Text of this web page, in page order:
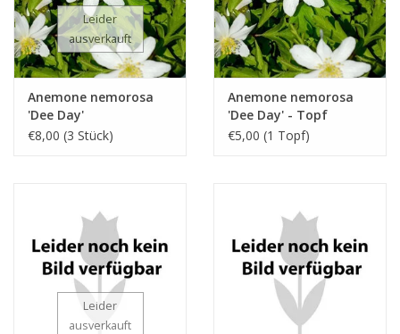
Leider
ausverkauft
Anemone nemorosa
'Dee Day'
€8,00 (3 Stück)
Anemone nemorosa
'Dee Day' - Topf
€5,00 (1 Topf)
Leider
ausverkauft